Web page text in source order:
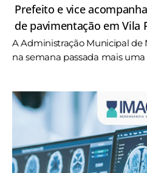
Prefeito e vice
de pavimentação em Vila
A Administração Municipal de
na semana passada mais uma